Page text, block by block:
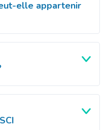
elle appartenir